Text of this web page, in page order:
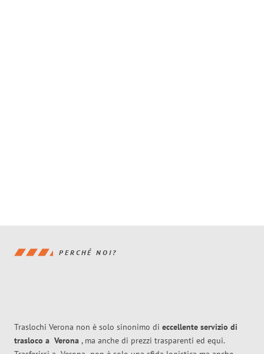
PERCHÉ NOI?
Traslochi Verona non è solo sinonimo di eccellente servizio di
trasloco a Verona , ma anche di prezzi trasparenti ed equi.